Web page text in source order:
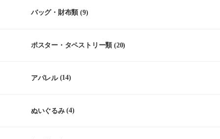
バッグ・財布類 (9)
ポスター・タペストリー類 (20)
アパレル(14)
ぬいぐるみ(4)